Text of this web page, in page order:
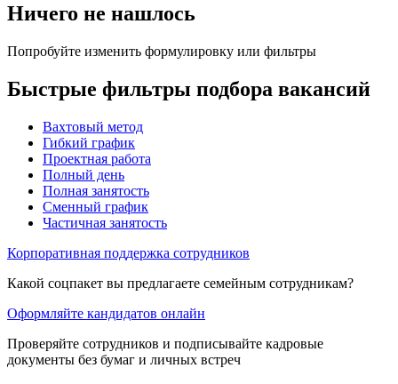
Ничего не нашлось
Попробуйте изменить формулировку или фильтры
Быстрые фильтры подбора вакансий
Вахтовый метод
Гибкий график
Проектная работа
Полный день
Полная занятость
Сменный график
Частичная занятость
Корпоративная поддержка сотрудников
Какой соцпакет вы предлагаете семейным сотрудникам?
Оформляйте кандидатов онлайн
Проверяйте сотрудников и подписывайте кадровые
документы без бумаг и личных встреч